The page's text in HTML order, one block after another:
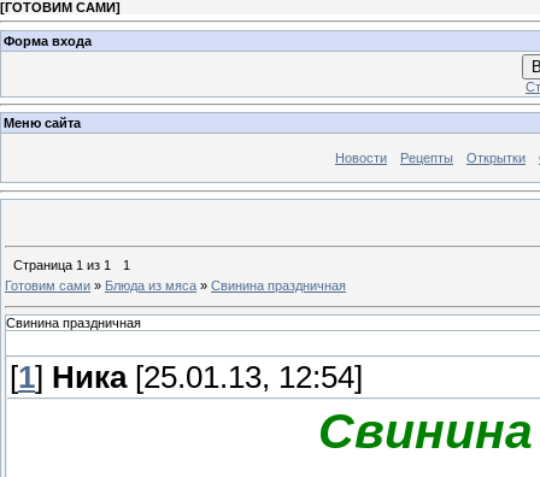
[ГОТОВИМ САМИ]
Форма входа
Меню сайта
Новости Рецепты Открытки
Страница 1 из 1
1
Готовим сами » Блюда из мяса » Свинина праздничная
Свинина праздничная
[1] Ника[25.01.13, 12:54]